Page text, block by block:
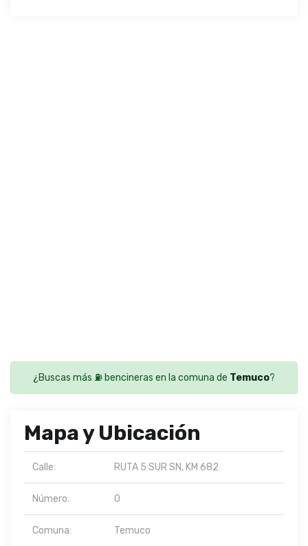
¿Buscas más ⛽ bencineras en la comuna de Temuco?
Mapa y Ubicación
Calle: RUTA 5 SUR SN, KM 682
Número: 0
Comuna: Temuco